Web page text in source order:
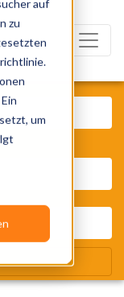
auf
zu
um
Zelte, Bands,